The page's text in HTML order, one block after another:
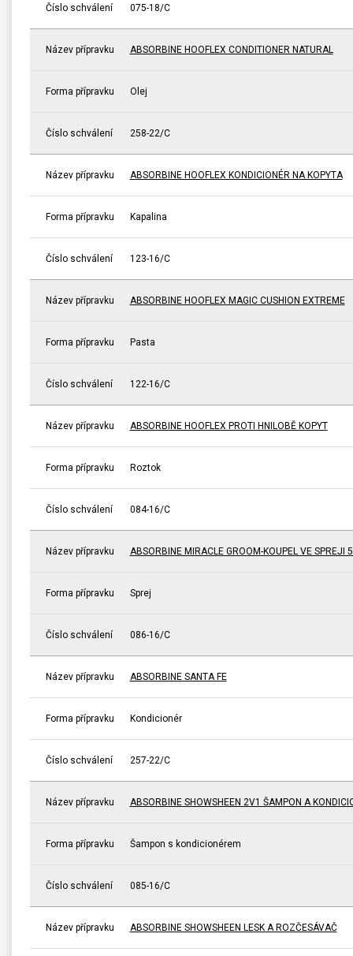
Číslo schválení 075-18/C
Název přípravku ABSORBINE HOOFLEX CONDITIONER NATURAL
Forma přípravku Olej
Číslo schválení 258-22/C
Název přípravku ABSORBINE HOOFLEX KONDICIONÉR NA KOPYTA
Forma přípravku Kapalina
Číslo schválení 123-16/C
Název přípravku ABSORBINE HOOFLEX MAGIC CUSHION EXTREME
Forma přípravku Pasta
Číslo schválení 122-16/C
Název přípravku ABSORBINE HOOFLEX PROTI HNILOBĚ KOPYT
Forma přípravku Roztok
Číslo schválení 084-16/C
Název přípravku ABSORBINE MIRACLE GROOM-KOUPEL VE SPREJI
Forma přípravku Sprej
Číslo schválení 086-16/C
Název přípravku ABSORBINE SANTA FE
Forma přípravku Kondicionér
Číslo schválení 257-22/C
Název přípravku ABSORBINE SHOWSHEEN 2V1 ŠAMPON A
Forma přípravku Šampon s kondicionérem
Číslo schválení 085-16/C
Název přípravku ABSORBINE SHOWSHEEN LESK A ROZČESÁVAČ